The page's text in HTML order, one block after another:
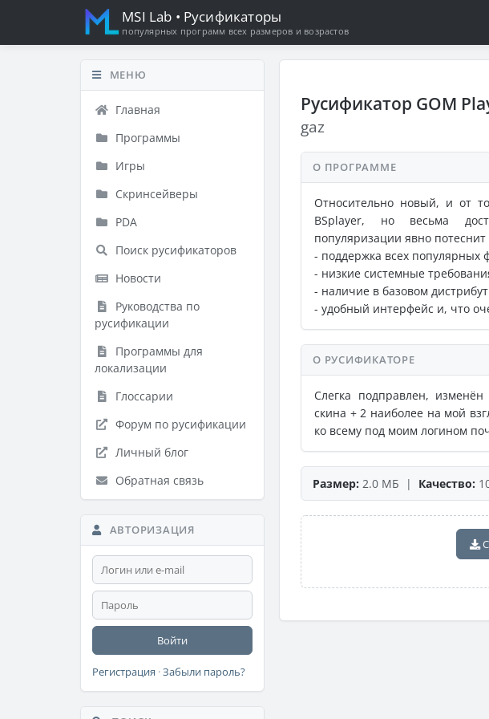
MSI Lab • Русификаторы
популярных программ всех размеров и возрастов
МЕНЮ
Главная
Программы
Игры
Скринсейверы
PDA
Поиск русификаторов
Новости
Руководства по
русификации
Программы для
локализации
Глоссарии
Форум по русификации
Личный блог
Обратная связь
АВТОРИЗАЦИЯ
Войти
Регистрация ·Забыли пароль?
Русификатор GOM
gaz
О ПРОГРАММЕ
Относительно новый, и от
BSplayer, но весьма
популяризации явно
- поддержка всех популярных
- низкие системные
- наличие в базовом
- удобный интерфейс и, что
О РУСИФИКАТОРЕ
Слегка подправлен,
скина + 2 наиболее на мой
ко всему под моим логином
Размер: 2.0 МБ | Качество: